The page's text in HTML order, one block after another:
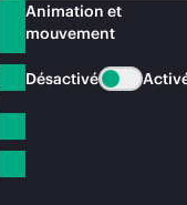
Animation et
mouvement
Désactivé